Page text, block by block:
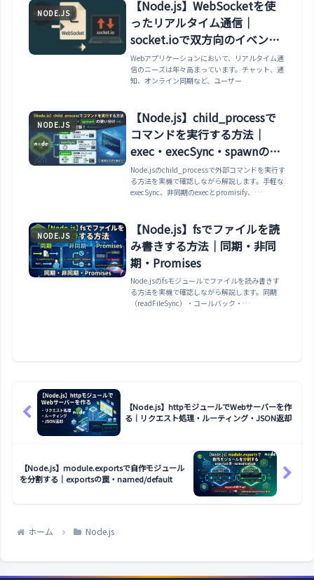
NODE.JS
【Node.js】WebSocketを使
ったリアルタイム通信｜
socket.ioで双方向のイベント
設計
Webアプリケーションにおいて、リアルタイム通
信のニーズは年々高まっています。チャット、通
知、オンライン同期など、ユーザー
NODE.JS
【Node.js】child_processで
コマンドを実行する方法｜
exec・execSync・spawnの使
い分け
Node.jsのchild_processで外部コマンドを実行す
る方法を実機で確認しながら解説します。手軽な
execSync、非同期のexecとpromisify、
くspawn、シェルインジェクションを避ける引
数の渡し方まで整理します。
NODE.JS
【Node.js】fsでファイルを読
み書きする方法｜同期・非同
期・Promises
Node.jsのfsモジュールでファイルを読み書きす
る方法を実機で確認しながら解説します。同期
（readFileSync）・コールバック・
【Node.js】httpモジュールでWebサーバーを作
る｜リクエスト処理・ルーティング・JSON返却
【Node.js】module.exportsで自作モジュール
を分割する｜exportsの罠・named/default
ホーム Node.js